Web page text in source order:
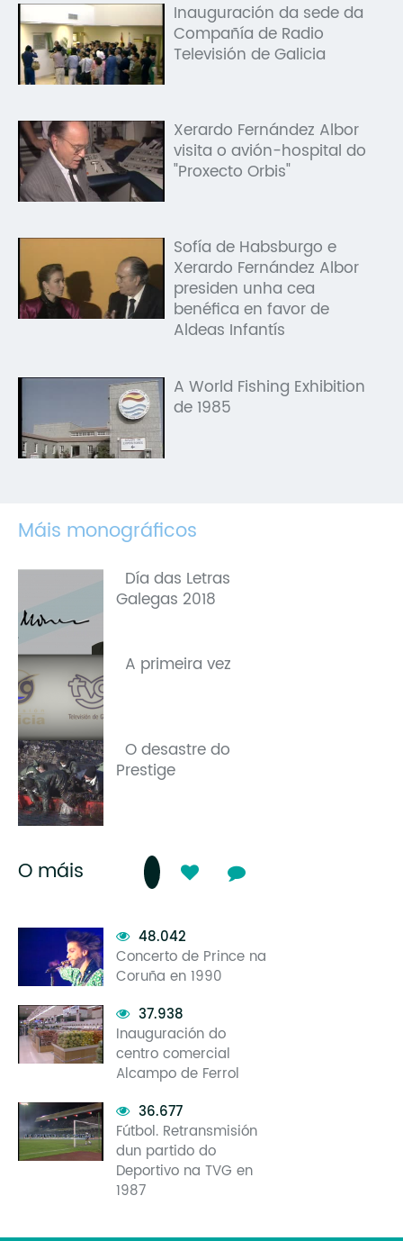
Inauguración da sede da
Compañía de Radio
Televisión de Galicia
Xerardo Fernández Albor
visita o avión-hospital do
"Proxecto Orbis"
Sofía de Habsburgo e
Xerardo Fernández Albor
presiden unha cea
benéfica en favor de
Aldeas Infantís
A World Fishing Exhibition
de 1985
Máis monográficos
Día das Letras
Galegas 2018
A primeira vez
O desastre do
Prestige
O máis
48.042
Concerto de Prince na
Coruña en 1990
37.938
Inauguración do
centro comercial
Alcampo de Ferrol
36.677
Fútbol. Retransmisión
dun partido do
Deportivo na TVG en
1987